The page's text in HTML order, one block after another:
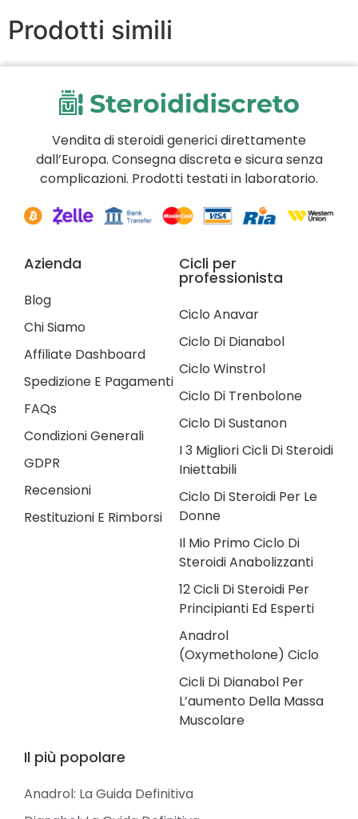
Prodotti simili
Vendita di steroidi generici direttamente
dall’Europa. Consegna discreta e sicura senza
complicazioni. Prodotti testati in laboratorio.
Azienda
Blog
Chi Siamo
Affiliate Dashboard
Spedizione E Pagamenti
FAQs
Condizioni Generali
GDPR
Recensioni
Restituzioni E Rimborsi
Cicli per
professionista
Ciclo Anavar
Ciclo Di Dianabol
Ciclo Winstrol
Ciclo Di Trenbolone
Ciclo Di Sustanon
I 3 Migliori Cicli Di Steroidi
Iniettabili
Ciclo Di Steroidi Per Le
Donne
Il Mio Primo Ciclo Di
Steroidi Anabolizzanti
12 Cicli Di Steroidi Per
Principianti Ed Esperti
Anadrol
(Oxymetholone) Ciclo
Cicli Di Dianabol Per
L’aumento Della Massa
Muscolare
Il più popolare
Anadrol: La Guida Definitiva